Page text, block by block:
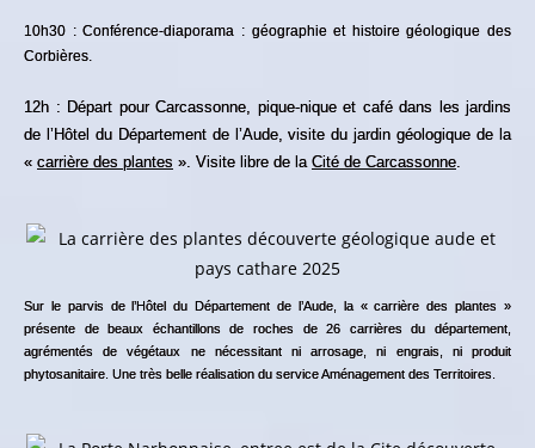
10h30 : Conférence-diaporama : géographie et histoire géologique des
Corbières.
12h : Départ pour Carcassonne, pique-nique et café dans les jardins
de l’Hôtel du Département de l’Aude, visite du jardin géologique de la
« carrière des plantes ». Visite libre de la Cité de Carcassonne
Sur le parvis de l’Hôtel du Département de l’Aude, la « carrière des plantes »
présente de beaux échantillons de roches de 26 carrières du département,
agrémentés de végétaux ne nécessitant ni arrosage, ni engrais, ni produit
phytosanitaire. Une très belle réalisation du service Aménagement des Territoires.